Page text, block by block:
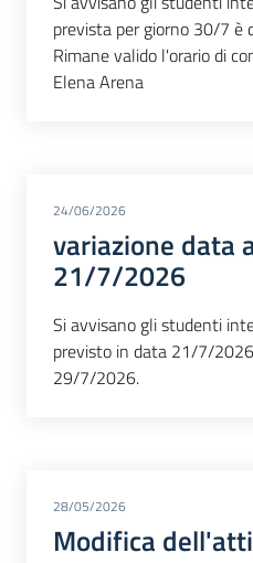
prevista per giorno 30/7 è
Rimane valido l'orario di
Elena Arena
24/06/2026
variazione data
21/7/2026
Si avvisano gli studenti
previsto in data 21/7/
29/7/2026.
28/05/2026
Modifica